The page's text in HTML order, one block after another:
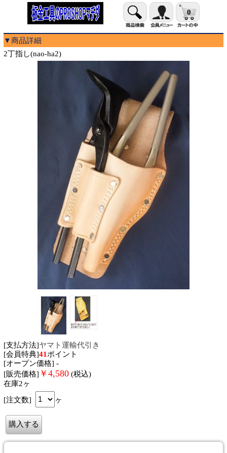
0
▼商品詳細
2丁指し(nao-ha2)
[支払方法]ヤマト運輸代引き
[会員特典]41 ポイント
[オープン価格] -
[販売価格] ￥ 4,580 (税込)
在庫2ヶ
[注文数]
ヶ